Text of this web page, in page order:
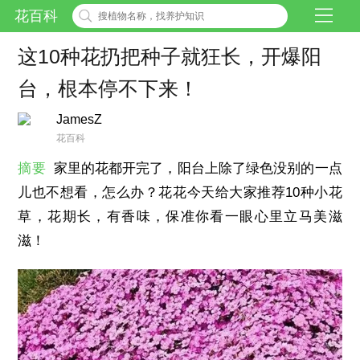
花百科
这10种花扔把种子就狂长，开爆阳
台，根本停不下来！
JamesZ
花百科
摘要 家里的花都开完了，阳台上除了绿色没别的一点
儿也不想看，怎么办？花花今天给大家推荐10种小花
草，花期长，有香味，保准你看一眼心里立马美滋
滋！